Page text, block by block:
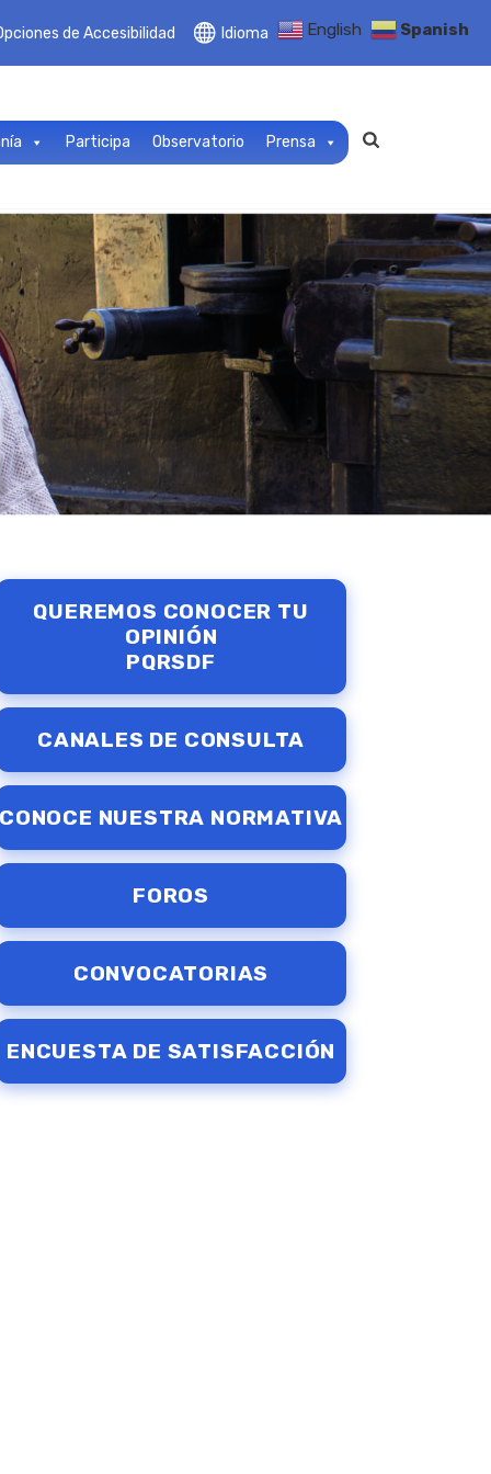
de Accesibilidad Idioma
Participa Observatorio Prensa
QUEREMOS CONOCER TU
OPINIÓN
PQRSDF
CANALES DE CONSULTA
CONOCE NUESTRA NORMATIVA
FOROS
CONVOCATORIAS
ENCUESTA DE SATISFACCIÓN
English Spanish